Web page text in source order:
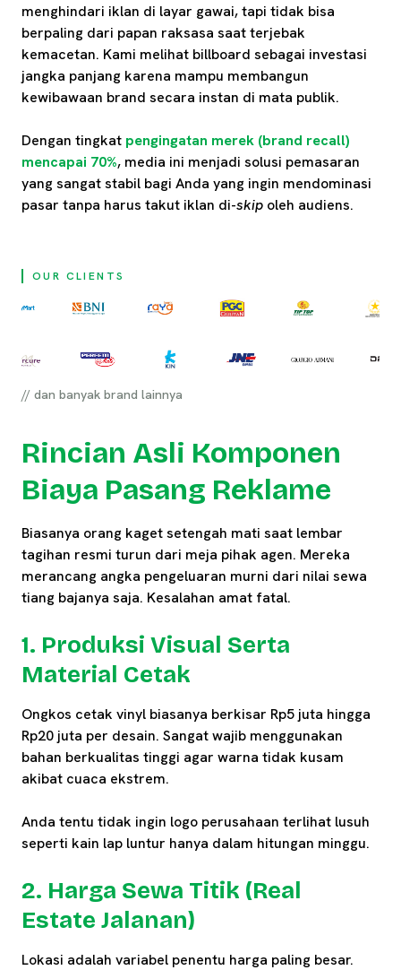
menghindari iklan di layar gawai, tapi tidak bisa
berpaling dari papan raksasa saat terjebak
kemacetan. Kami melihat billboard sebagai investasi
jangka panjang karena mampu membangun
kewibawaan brand secara instan di mata publik.
Dengan tingkat pengingatan merek (brand recall)
mencapai 70%, media ini menjadi solusi pemasaran
yang sangat stabil bagi Anda yang ingin mendominasi
pasar tanpa harus takut iklan di-skip oleh audiens.
OUR CLIENTS
// dan banyak brand lainnya
Rincian Asli Komponen
Biaya Pasang Reklame
Biasanya orang kaget setengah mati saat lembar
tagihan resmi turun dari meja pihak agen. Mereka
merancang angka pengeluaran murni dari nilai sewa
tiang bajanya saja. Kesalahan amat fatal.
1. Produksi Visual Serta
Material Cetak
Ongkos cetak vinyl biasanya berkisar Rp5 juta hingga
Rp20 juta per desain. Sangat wajib menggunakan
bahan berkualitas tinggi agar warna tidak kusam
akibat cuaca ekstrem.
Anda tentu tidak ingin logo perusahaan terlihat lusuh
seperti kain lap luntur hanya dalam hitungan minggu.
2. Harga Sewa Titik (Real
Estate Jalanan)
Lokasi adalah variabel penentu harga paling besar.